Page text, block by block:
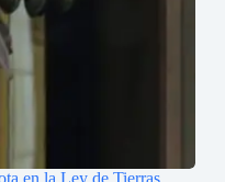
en la Ley de Tierras